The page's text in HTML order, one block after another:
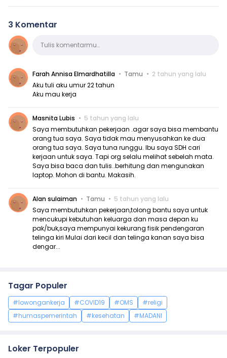
3 Komentar
KomentarTulis komentarmu…
Farah Annisa Elmardhatilla Tamu
2 tahun yang lalu
Aku tuli aku umur 22 tahun
Aku mau kerja
Masnita Lubis
5 tahun yang lalu
Saya membutuhkan pekerjaan .agar saya bisa membantu
orang tua saya. Saya tidak mau menyusahkan ke dua
orang tua saya. Saya tuna runggu. Ibu saya SDH cari
kerjaan untuk saya. Tapi org selalu melihat sebelah mata.
Saya bisa baca dan tulis..berhitung dan mengunakan
laptop. Mohon di bantu. Makasih.
Alan sulaiman Tamu
5 tahun yang lalu
Saya membutuhkan pekerjaan,tolong bantu saya untuk
mencukupi kebutuhan keluarga dan masa depan ku
pak/buk,saya mempunyai kekurang fisik pendengaran
telinga kiri Mulai dari kecil dan telinga kanan saya bisa
dengar...
Tagar Populer
#lowongankerja #COVID19 #OMS
#religi
#humaspemerintah
#kesehatan #MADANI
Loker Terpopuler